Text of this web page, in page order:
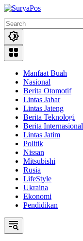
Skip
content
Manfaat Buah
Nasional
Berita Otomotif
Lintas Jabar
Lintas Jateng
Berita Teknologi
Berita Internasional
Lintas Jatim
Politik
Nissan
Mitsubishi
Rusia
LifeStyle
Ukraina
Ekonomi
Pendidikan